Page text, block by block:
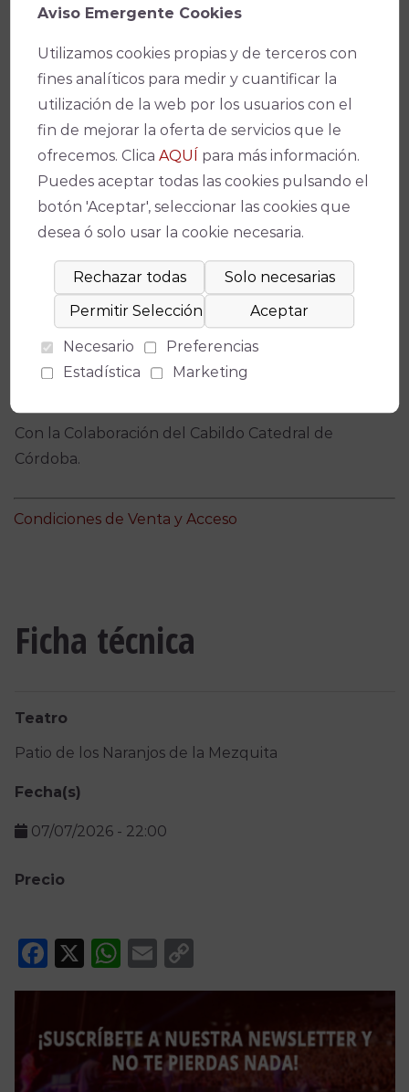
creando un sonido distintivo que cautiva a
excepcional, una profunda expresividad emocional
y una notable capacidad de improvisación, cada una
de sus actuaciones se convierte en una experiencia
artística única que deja una impresión duradera.
Bako es un artista que amplía continuamente los
límites de la interpretación musical, demostrando
cómo la tambura tradicional puede sonar moderna,
Formación
Mozes Rozenberg – guitarra manouche
Bako Jovanović – tamburitza
Matheus Nicolaiewsky – contrabajo
Con la Colaboración del Cabildo Catedral de
Córdoba.
Condiciones de Venta y Acceso
Ficha técnica
Teatro
Patio de los Naranjos de la Mezquita
Fecha(s)
07/07/2026- 22:00
Precio
Facebook
X WhatsApp
Email
Link
Aviso Emergente Cookies
Utilizamos cookies propias y de terceros con
fines analíticos para medir y cuantificar la
utilización de la web por los usuarios con el
fin de mejorar la oferta de servicios que le
ofrecemos. ClicaAQUÍ para más información.
Puedes aceptar todas las cookies pulsando el
botón 'Aceptar', seleccionar las cookies que
desea ó solo usar la cookie necesaria.
Necesario
Preferencias
Estadística
Marketing